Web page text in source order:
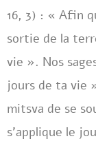
16, 3) : « Afin
sortie de la
vie ». Nos
jours de ta vie
mitsva de se
s’applique le